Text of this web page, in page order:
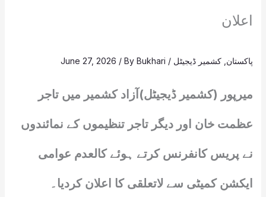
اعلان
پاکستان کشمیر ڈیجیٹل /
June 27, 2026 / ByBukhari
میرپور (کشمیر ڈیجیٹل)آزاد کشمیر میں تاجر
عظمت خان اور دیگر تاجر تنظیموں کے نمائندوں
نے پریس کانفرنس کرتے ہوئے کالعدم عوامی
ایکشن کمیٹی سے لاتعلقی کا اعلان کردیا۔